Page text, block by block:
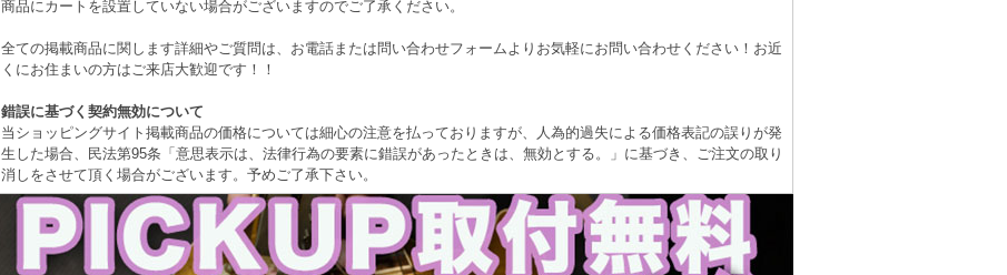
商品にカートを設置していない場合がございますのでご了承ください。
全ての掲載商品に関します詳細やご質問は、お電話または問い合わせフォームよりお気軽にお問い合わせください！お近
くにお住まいの方はご来店大歓迎です！！
錯誤に基づく契約無効について
当ショッピングサイト掲載商品の価格については細心の注意を払っておりますが、人為的過失による価格表記の誤りが発
生した場合、民法第95条「意思表示は、法律行為の要素に錯誤があったときは、無効とする。」に基づき、ご注文の取り
消しをさせて頂く場合がございます。予めご了承下さい。